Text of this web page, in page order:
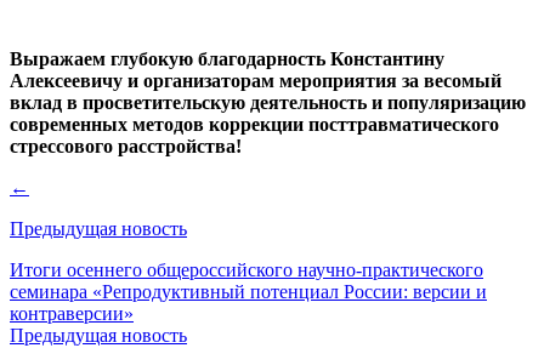
Выражаем глубокую благодарность Константину
Алексеевичу и организаторам мероприятия за весомый
вклад в просветительскую деятельность и популяризацию
современных методов коррекции посттравматического
стрессового расстройства!
←
Предыдущая новость
Итоги осеннего общероссийского научно-практического
семинара «Репродуктивный потенциал России: версии и
контраверсии»
Предыдущая новость